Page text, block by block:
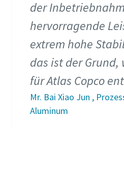
der
hervorragende
extrem hohe
das ist der
für Atlas Copco
Mr. Bai Xiao Jun ,
Aluminum